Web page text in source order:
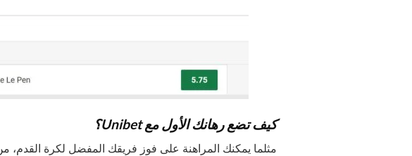
كيف تضع رهانك الأول مع Unibet؟
مثلما يمكنك المراهنة على فوز فريقك المفضل لكرة القدم،